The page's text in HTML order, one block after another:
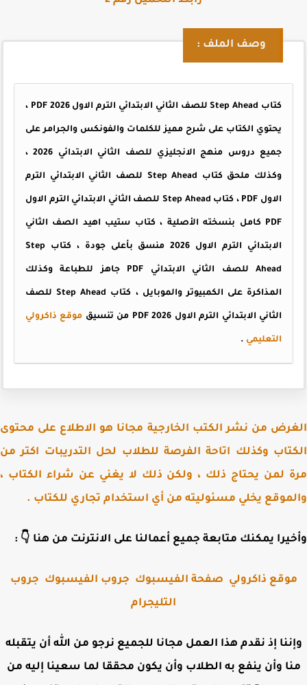
وصف الملف :
كتاب Step Ahead للصف الثاني الابتدائي الترم الاول PDF 2026 ،
يحتوي الكتاب على شرح مميز للكلمات والفونكس والجرامر على
جميع دروس منهج الانجليزي للصف الثاني الابتدائي 2026 ،
وكذلك ملحق كتابStep Aheadللصف الثاني الابتدائي الترم
الاول PDF ، كتاب Step Ahead للصف الثاني الابتدائي الترم الاول
PDF كامل بنسخته الأصلية ، كتاب ستيب اهيد الصف الثاني
الابتدائي الترم الاول 2026 منسق بأعلى جودة ، كتابStep
Aheadللصف الثاني الابتدائيPDF جاهز للطباعة وكذلك
المذاكرة على الكمبيوتر والموبايل ، كتاب Step Ahead للصف
الثاني الابتدائي الترم الاول PDF 2026 من تنسيق موقع ذاكرولي
التعليمي.
من نشر الكتب الخارجية مجانا هو الاطلاع على محتوى
وكذلك اتاحة الفرصة للطلاب لحل التدريبات اكتر من
لمن يحتاج ذلك ، ولكن ذلك لا يغني عن شراء الكتاب ،
يخلي مسئوليته من أي استخدام تجاري للكتاب .
يمكنك متابعة جميع أعمالنا على الانترنت من هنا 👇 :
ذاكرولي صفحة الفيسبوك جروب الفيسبوك جروب
التليجرام
إذ نقدم هذا العمل مجانا للجميع نرجو من الله أن يتقبله
وأن ينفع به الطلاب وأن يكون محققا لما سعينا إليه من